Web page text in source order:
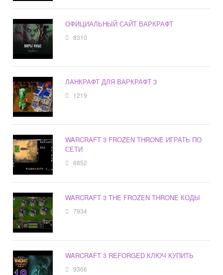
ОФИЦИАЛЬНЫЙ САЙТ ВАРКРАФТ
8310
ЛАНКРАФТ ДЛЯ ВАРКРАФТ 3
1219
WARCRAFT 3 FROZEN THRONE ИГРАТЬ ПО
СЕТИ
6852
WARCRAFT 3 THE FROZEN THRONE КОДЫ
7934
WARCRAFT 3 REFORGED КЛЮЧ КУПИТЬ
9366